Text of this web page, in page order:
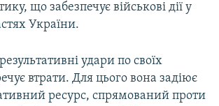
що забезпечує військові дії у
України.
удари по своїх
втрати. Для цього вона задіює
ресурс, спрямований проти